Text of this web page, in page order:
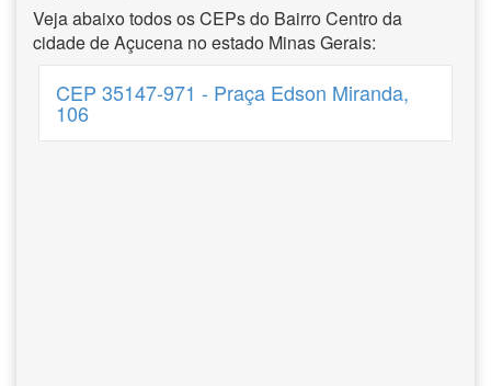
Veja abaixo todos os CEPs do Bairro Centro da
cidade de Açucena no estado Minas Gerais:
CEP 35147-971 - Praça Edson Miranda,
106